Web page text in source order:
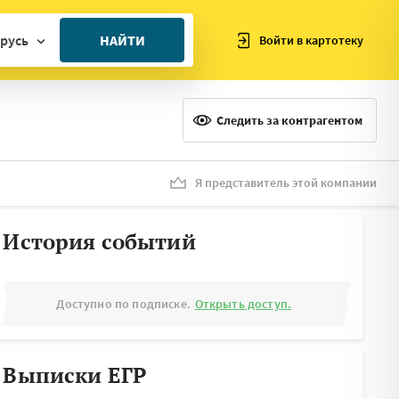
НАЙТИ Войти в картотеку
Следить за контрагентом
Я представитель этой компании
История событий
Доступно по подписке. Открыть доступ.
Выписки ЕГР